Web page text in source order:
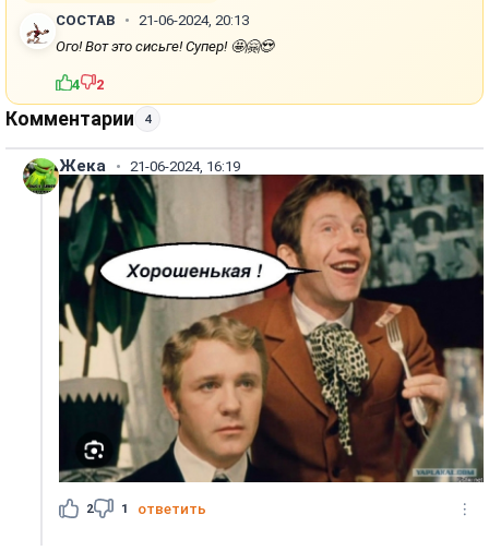
COCTAB
21-06-2024, 20:13
Ого! Вот это сисьге! Супер! 🤩🤗😍
4 2
Комментарии 4
Жека 21-06-2024, 16:19
2 1 ответить